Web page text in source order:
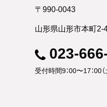
〒990-0043
山形県山形市本町2-
023-
受付時間9：00〜17：00